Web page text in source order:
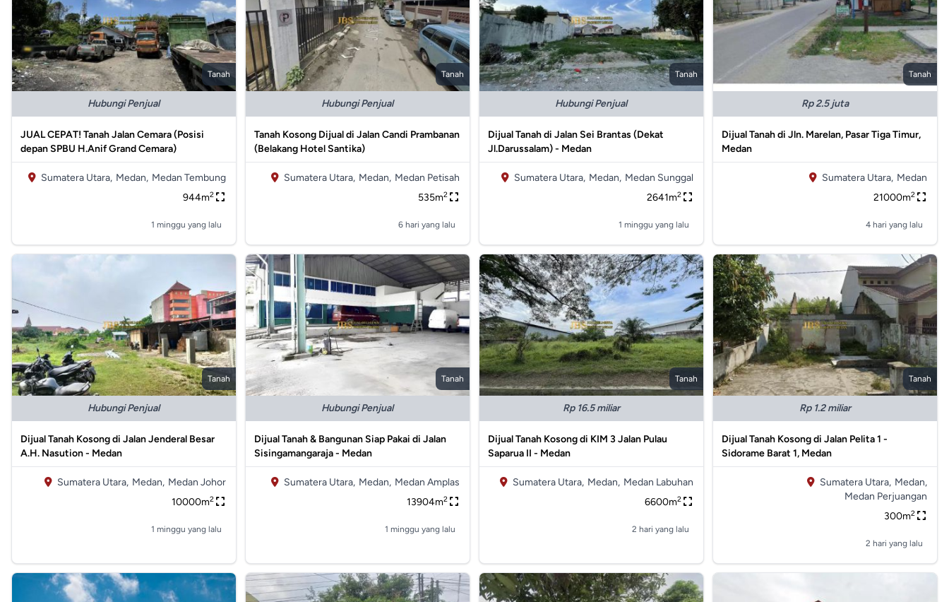
Tanah
Hubungi Penjual
JUAL CEPAT! Tanah Jalan Cemara (Posisi
depan SPBU H.Anif Grand Cemara)
Sumatera Utara, Medan, Medan Tembung
944m2
1 minggu yang lalu
Tanah
Hubungi Penjual
Tanah Kosong Dijual di Jalan Candi Prambanan
(Belakang Hotel Santika)
Sumatera Utara, Medan, Medan Petisah
535m2
6 hari yang lalu
Tanah
Hubungi Penjual
Dijual Tanah di Jalan Sei Brantas (Dekat
Jl.Darussalam) - Medan
Sumatera Utara, Medan, Medan Sunggal
2641m2
1 minggu yang lalu
Tanah
Rp 2.5 juta
Dijual Tanah di Jln. Marelan, Pasar Tiga Timur,
Medan
Sumatera Utara, Medan
21000m2
4 hari yang lalu
Tanah
Hubungi Penjual
Dijual Tanah Kosong di Jalan Jenderal Besar
A.H. Nasution - Medan
Sumatera Utara, Medan, Medan Johor
10000m2
1 minggu yang lalu
Tanah
Hubungi Penjual
Dijual Tanah & Bangunan Siap Pakai di Jalan
Sisingamangaraja - Medan
Sumatera Utara, Medan, Medan Amplas
13904m2
1 minggu yang lalu
Tanah
Rp 16.5 miliar
Dijual Tanah Kosong di KIM 3 Jalan Pulau
Saparua II - Medan
Sumatera Utara, Medan, Medan Labuhan
6600m2
2 hari yang lalu
Tanah
Rp 1.2 miliar
Dijual Tanah Kosong di Jalan Pelita 1 -
Sidorame Barat 1, Medan
Sumatera Utara, Medan,
Medan Perjuangan
300m2
2 hari yang lalu